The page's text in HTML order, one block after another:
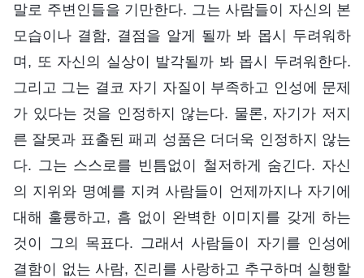
말로 주변인들을 기만한다. 그는 사람들이 자신의 본
모습이나 결함, 결점을 알게 될까 봐 몹시 두려워하
며, 또 자신의 실상이 발각될까 봐 몹시 두려워한다.
그리고 그는 결코 자기 자질이 부족하고 인성에 문제
가 있다는 것을 인정하지 않는다. 물론, 자기가 저지
른 잘못과 표출된 패괴 성품은 더더욱 인정하지 않는
다. 그는 스스로를 빈틈없이 철저하게 숨긴다. 자신
의 지위와 명예를 지켜 사람들이 언제까지나 자기에
대해 훌륭하고, 흠 없이 완벽한 이미지를 갖게 하는
것이 그의 목표다. 그래서 사람들이 자기를 인성에
결함이 없는 사람, 진리를 사랑하고 추구하며 실행할